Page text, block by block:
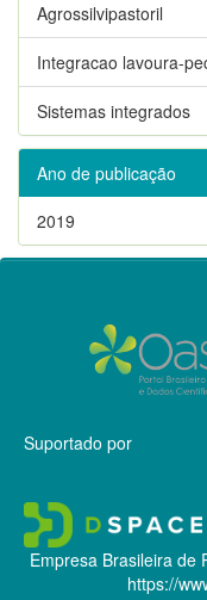
Agrossilvipastoril
Integracao lavoura-
Sistemas integrados
Ano de publicação
2019
Suportado por
Empresa Brasileira de
https://